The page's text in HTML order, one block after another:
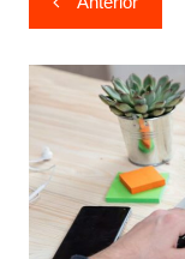
de
entradas